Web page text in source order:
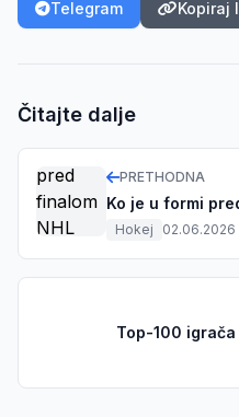
Telegram Kopiraj
Čitajte dalje
PRETHODNA
Ko je u formi
Hokej 02.06.2026
Top-100 igrača